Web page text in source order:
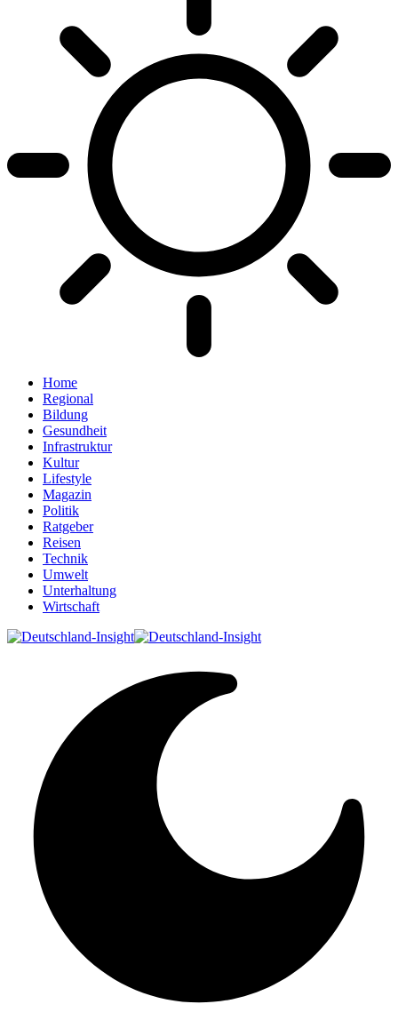
Home
Regional
Bildung
Gesundheit
Infrastruktur
Kultur
Lifestyle
Magazin
Politik
Ratgeber
Reisen
Technik
Umwelt
Unterhaltung
Wirtschaft